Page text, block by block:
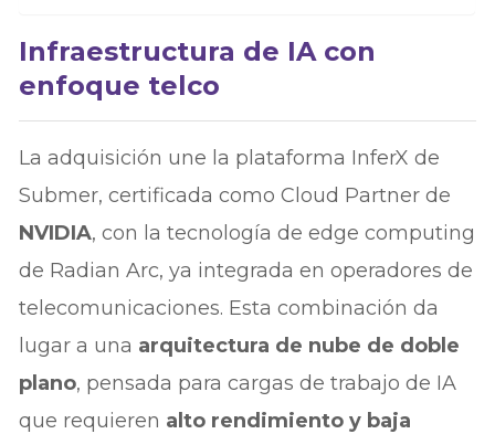
Infraestructura de IA con
enfoque telco
La adquisición une la plataforma InferX de
Submer, certificada como Cloud Partner de
NVIDIA, con la tecnología de edge computing
de Radian Arc, ya integrada en operadores de
telecomunicaciones. Esta combinación da
lugar a una arquitectura de nube de doble
plano, pensada para cargas de trabajo de IA
que requieren alto rendimiento y baja